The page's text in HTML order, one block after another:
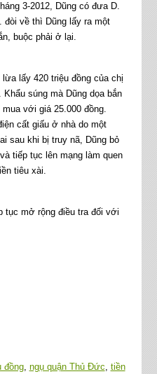
3-2012, Dũng có đưa D.
về thì Dũng lấy ra một
buộc phải ở lại.
lấy 420 triệu đồng của chị
súng mà Dũng dọa bắn
với giá 25.000 đồng.
cất giấu ở nhà do một
sau khi bị truy nã, Dũng bỏ
tiếp tục lên mạng làm quen
tiêu xài.
tục mở rộng điều tra đối với
đồng, ngụ quận Thủ Đức, tiền